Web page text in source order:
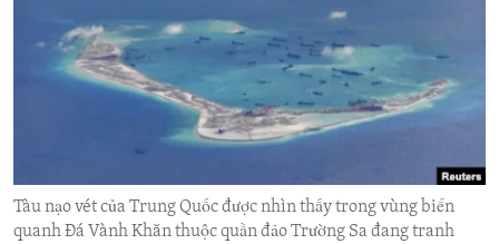
ECONOMY AND TRADE
ENVIRONMENT AND HEALTH
IDEALS AND INSTITUTIONS
Tàu nạo vét của Trung Quốc được nhìn thấy trong vùng biển
quanh Đá Vành Khăn thuộc quần đảo Trường Sa đang tranh